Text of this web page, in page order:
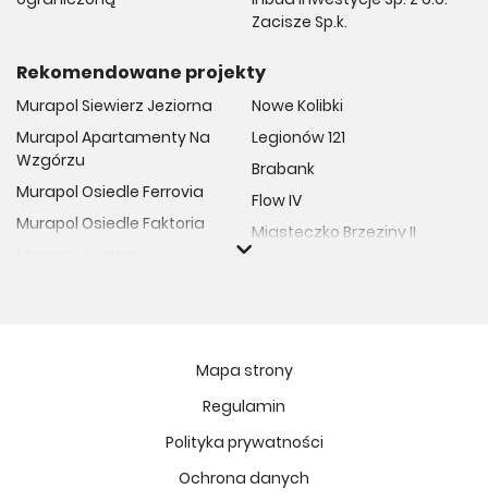
Zacisze Sp.k.
Rekomendowane projekty
Murapol Siewierz Jeziorna
Murapol Apartamenty Na
Wzgórzu
Murapol Osiedle Ferrovia
Murapol Osiedle Faktoria
Murapol Osiedle Szafirove
Nowe Kolibki
Legionów 121
Brabank
Flow IV
Miasteczko Brzeziny II
MIASTECZKO NOVA FALA
Żywiecka Vita
Mapa strony
Regulamin
Polityka prywatności
Ochrona danych